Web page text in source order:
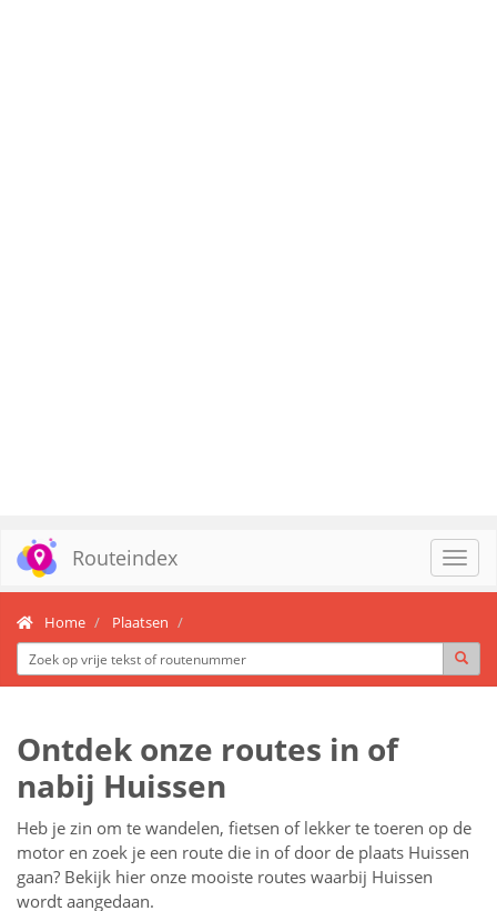
Routeindex
Home Plaatsen
Ontdek onze routes in of
nabij Huissen
Heb je zin om te wandelen, fietsen of lekker te toeren op de
motor en zoek je een route die in of door de plaats Huissen
gaan? Bekijk hier onze mooiste routes waarbij Huissen
wordt aangedaan.